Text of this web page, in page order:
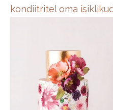
kondiitritel oma